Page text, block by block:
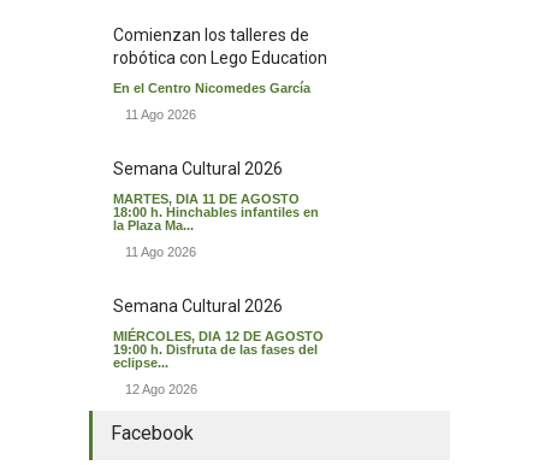
Comienzan los talleres de
robótica con Lego Education
En el Centro Nicomedes García
11 Ago 2026
Semana Cultural 2026
MARTES, DIA 11 DE AGOSTO
18:00 h. Hinchables infantiles en
la Plaza Ma...
11 Ago 2026
Semana Cultural 2026
MIÉRCOLES, DIA 12 DE AGOSTO
19:00 h. Disfruta de las fases del
eclipse...
12 Ago 2026
Facebook